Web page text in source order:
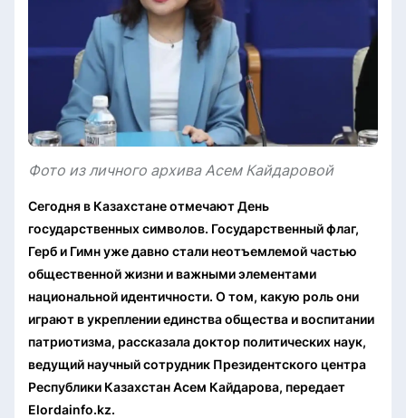
Фото из личного архива Асем Кайдаровой
Сегодня в Казахстане отмечают День
государственных символов. Государственный флаг,
Герб и Гимн уже давно стали неотъемлемой частью
общественной жизни и важными элементами
национальной идентичности. О том, какую роль они
играют в укреплении единства общества и воспитании
патриотизма, рассказала доктор политических наук,
ведущий научный сотрудник Президентского центра
Республики Казахстан Асем Кайдарова, передает
Elordainfo.kz.